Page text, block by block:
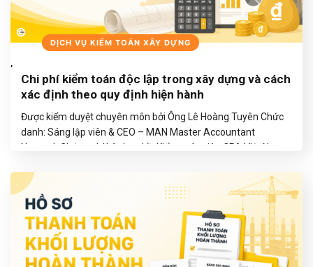
BLOGS
,
DỊCH VỤ KIỂM TOÁN XÂY DỰNG
Chi phí kiểm toán độc lập trong xây dựng và cách
xác định theo quy định hiện hành
Được kiểm duyệt chuyên môn bởi Ông Lê Hoàng Tuyên Chức
danh: Sáng lập viên & CEO – MAN Master Accountant
Network Chứng chỉ hành nghề: Kiểm toán viên CPA Việt Nam
Tư vấn Tài chính Lưu ý: Nội dung được biên…
TIẾP TỤC ĐỌC